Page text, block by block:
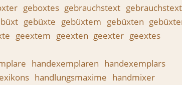
geboxtes gebrauchstext
gebüxte gebüxtem gebüxten
geextem geexten geexter geextes
handexemplaren handexemplars
handlungsmaxime handmixer